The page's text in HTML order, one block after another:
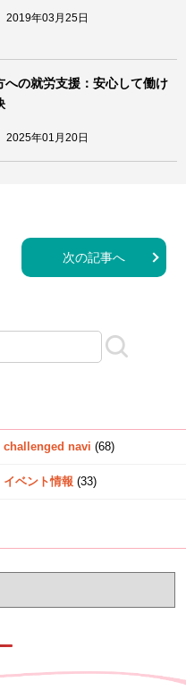
2019年03月25日
への就労支援：安心して働け
2025年01月20日
次の記事へ
challenged navi (68)
イベント情報 (33)